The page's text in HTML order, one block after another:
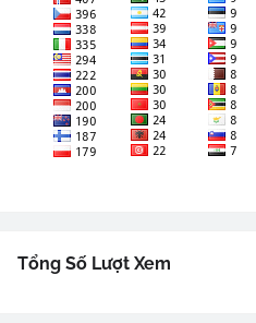
Tổng Số Lượt Xem